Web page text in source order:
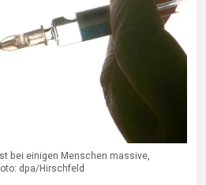
bei einigen Menschen massive,
dpa/Hirschfeld